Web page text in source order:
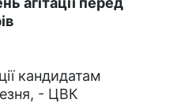
кандидатам
- ЦВК